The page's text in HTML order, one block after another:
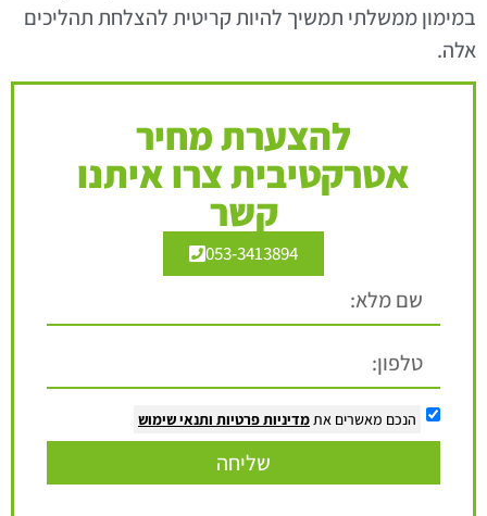
במימון ממשלתי תמשיך להיות קריטית להצלחת תהליכים
אלה.
להצערת מחיר
אטרקטיבית צרו איתנו
קשר
053-3413894
הנכם מאשרים אתמדיניות פרטיות ותנאי שימוש
שליחה